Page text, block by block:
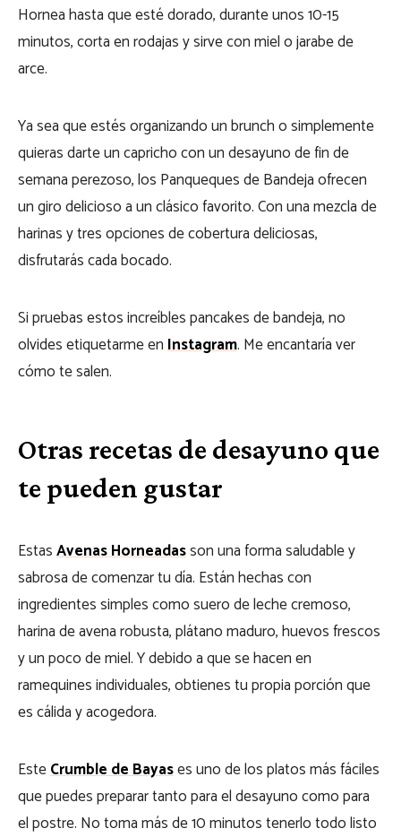
Hornea hasta que esté dorado, durante unos 10-15
minutos, corta en rodajas y sirve con miel o jarabe de
arce.
Ya sea que estés organizando un brunch o simplemente
quieras darte un capricho con un desayuno de fin de
semana perezoso, los Panqueques de Bandeja ofrecen
un giro delicioso a un clásico favorito. Con una mezcla de
harinas y tres opciones de cobertura deliciosas,
disfrutarás cada bocado.
Si pruebas estos increíbles pancakes de bandeja, no
olvides etiquetarme enInstagram. Me encantaría ver
cómo te salen.
Otras recetas de desayuno que
te pueden gustar
EstasAvenas Horneadasson una forma saludable y
sabrosa de comenzar tu día. Están hechas con
ingredientes simples como suero de leche cremoso,
harina de avena robusta, plátano maduro, huevos frescos
y un poco de miel. Y debido a que se hacen en
ramequines individuales, obtienes tu propia porción que
es cálida y acogedora.
EsteCrumble de Bayases uno de los platos más fáciles
que puedes preparar tanto para el desayuno como para
el postre. No toma más de 10 minutos tenerlo todo listo